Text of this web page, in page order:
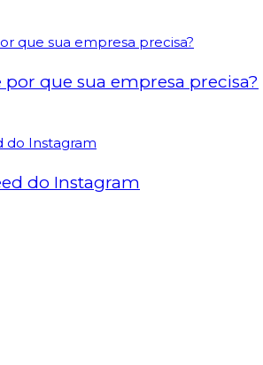
por que sua empresa precisa?
do Instagram